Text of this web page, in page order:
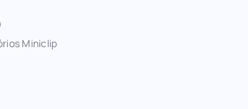
Miniclip